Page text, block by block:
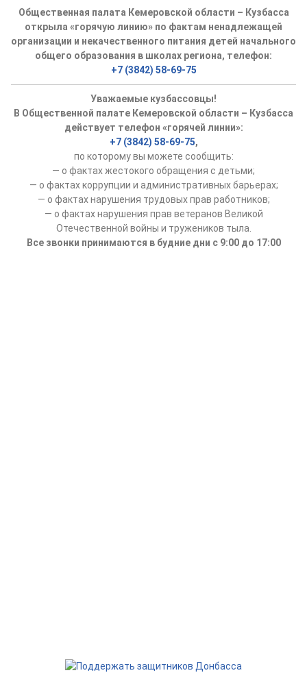
Общественная палата Кемеровской области – Кузбасса
открыла «горячую линию» по фактам ненадлежащей
организации и некачественного питания детей начального
общего образования в школах региона, телефон:
+7 (3842) 58-69-75
Уважаемые кузбассовцы!
В Общественной палате Кемеровской области – Кузбасса
действует телефон «горячей линии»:
+7 (3842) 58-69-75,
по которому вы можете сообщить:
— о фактах жестокого обращения с детьми;
— о фактах коррупции и административных барьерах;
— о фактах нарушения трудовых прав работников;
— о фактах нарушения прав ветеранов Великой
Отечественной войны и тружеников тыла.
Все звонки принимаются в будние дни с 9:00 до 17:00